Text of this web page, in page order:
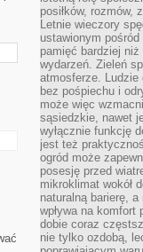
posiłków, rozmów,
Letnie wieczory
ustawionym
pamięć bardziej
wydarzeń. Zieleń
atmosferze. Ludzie
bez pośpiechu i
może więc
sąsiedzkie, nawet
wyłącznie funkcję
jest też
ogród może
posesję przed
mikroklimat wokół
naturalną barierę,
wpływa na komfort
dobie coraz
nie tylko ozdobą,